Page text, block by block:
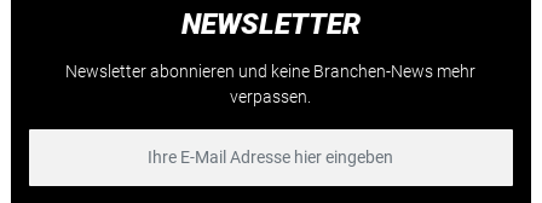
NEWSLETTER
Newsletter abonnieren und keine Branchen-News mehr
verpassen.